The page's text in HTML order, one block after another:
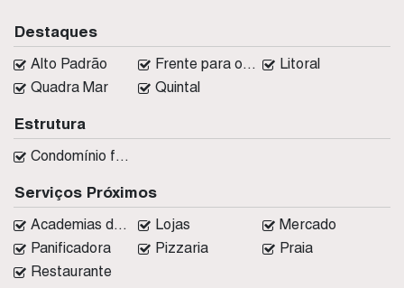
Serviços Próximos
Academias de ginástica Lojas
Mercado
Panificadora
Pizzaria
Praia
Restaurante
Destaques
Alto Padrão Frente para o Mar
Litoral
Quadra Mar
Quintal
Estrutura
Condomínio fechado